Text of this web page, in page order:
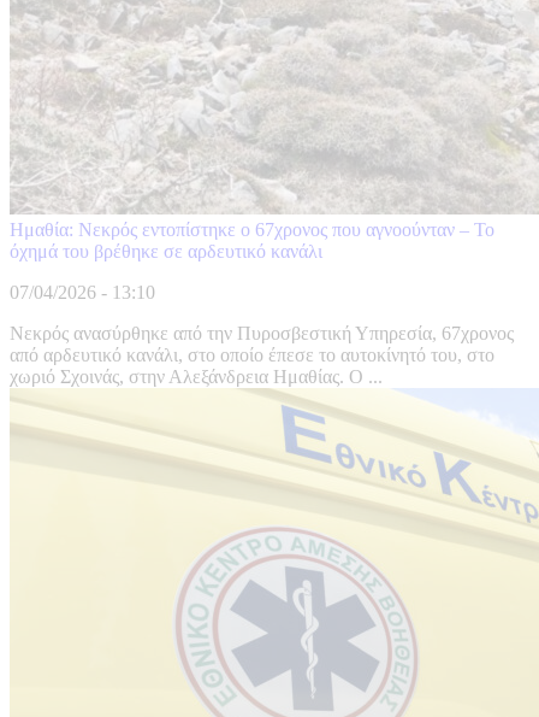
Ημαθία: Νεκρός εντοπίστηκε ο 67χρονος που αγνοούνταν – Το
όχημά του βρέθηκε σε αρδευτικό κανάλι
07/04/2026 - 13:10
Νεκρός ανασύρθηκε από την Πυροσβεστική Υπηρεσία, 67χρονος
από αρδευτικό κανάλι, στο οποίο έπεσε το αυτοκίνητό του, στο
χωριό Σχοινάς, στην Αλεξάνδρεια Ημαθίας. Ο ...